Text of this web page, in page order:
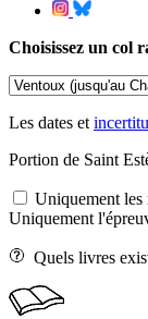
Choisissez un col
Les dates et
Portion de Saint
Uniquement les
Uniquement
Quels livres